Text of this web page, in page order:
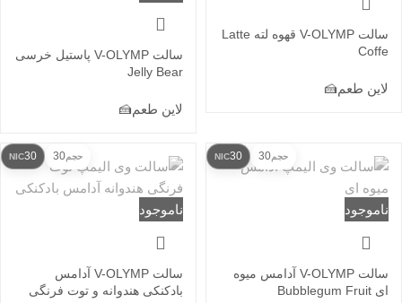
سالت V-OLYMP قهوه لته Latte
Coffe
لاین طعم🍰
سالت V-OLYMP پاستیل خرسی
Jelly Bear
لاین طعم🍰
حجم30
30
NIC
ناموجود
سالت V-OLYMP آدامس میوه
ای Bubblegum Fruit
حجم30
30
NIC
ناموجود
سالت V-OLYMP آدامس
بادکنکی هندوانه و توت فرنگی